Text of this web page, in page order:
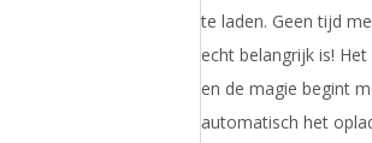
te laden. Geen tijd
echt belangrijk is!
en de magie begint
automatisch het